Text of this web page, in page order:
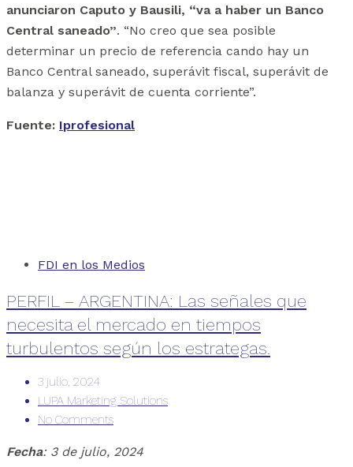
anunciaron Caputo y Bausili, “va a haber un Banco
Central saneado”. “No creo que sea posible
determinar un precio de referencia cando hay un
Banco Central saneado, superávit fiscal, superávit de
balanza y superávit de cuenta corriente”.
Fuente: Iprofesional
FDI en los Medios
PERFIL – ARGENTINA: Las señales que
necesita el mercado en tiempos
turbulentos según los estrategas.
3 julio, 2024
LUPA Marketing Solutions
No Comments
Fecha: 3 de julio, 2024